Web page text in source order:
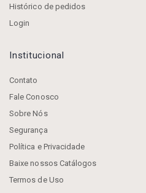
Histórico de pedidos
Login
Institucional
Contato
Fale Conosco
Sobre Nós
Segurança
Política e Privacidade
Baixe nossos Catálogos
Termos de Uso